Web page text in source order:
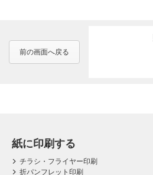
前の画面へ戻る
紙に印刷する
チラシ・フライヤー印刷
折パンフレット印刷